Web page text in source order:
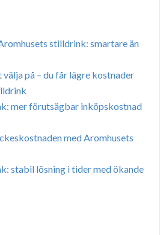
stilldrink: smartare än
på – du får lägre kostnader
mer förutsägbar inköpskostnad
med Aromhusets
stabil lösning i tider med ökande